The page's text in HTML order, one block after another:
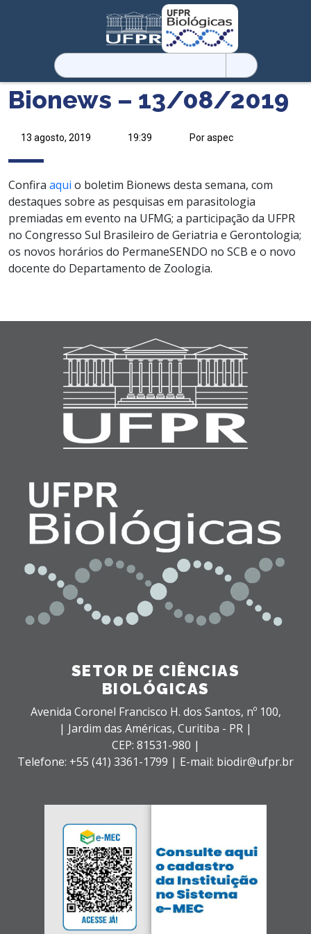
Pesquisar
por:
Bionews – 13/08/2019
13 agosto, 2019 19:39 Por aspec
Confira aqui o boletim Bionews desta semana, com
destaques sobre as pesquisas em parasitologia
premiadas em evento na UFMG; a participação da UFPR
no Congresso Sul Brasileiro de Geriatria e Gerontologia;
os novos horários do PermaneSENDO no SCB e o novo
docente do Departamento de Zoologia.
SETOR DE CIÊNCIAS
BIOLÓGICAS
Avenida Coronel Francisco H. dos Santos, nº 100,
| Jardim das Américas, Curitiba - PR |
CEP: 81531-980 |
Telefone: +55 (41) 3361-1799 | E-mail: biodir@ufpr.br